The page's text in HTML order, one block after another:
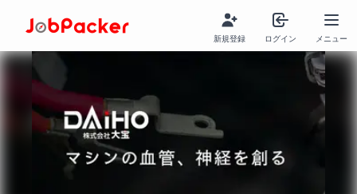
新規登録 ログイン メニュー